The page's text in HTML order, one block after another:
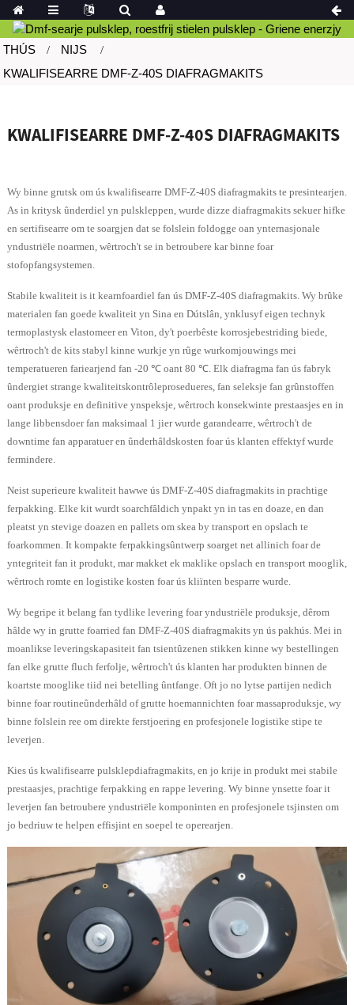
THÚS
NIJS
KWALIFISEARRE DMF-Z-40S DIAFRAGMAKITS
KWALIFISEARRE DMF-Z-40S DIAFRAGMAKITS
Wy binne grutsk om ús kwalifisearre DMF-Z-40S diafragmakits te presintearjen.
As in kritysk ûnderdiel yn pulskleppen, wurde dizze diafragmakits sekuer hifke
en sertifisearre om te soargjen dat se folslein foldogge oan ynternasjonale
yndustriële noarmen, wêrtroch't se in betroubere kar binne foar
stofopfangsystemen.
Stabile kwaliteit is it kearnfoardiel fan ús DMF-Z-40S diafragmakits. Wy brûke
materialen fan goede kwaliteit yn Sina en Dútslân, ynklusyf eigen technyk
termoplastysk elastomeer en Viton, dy't poerbêste korrosjebestriding biede,
wêrtroch't de kits stabyl kinne wurkje yn rûge wurkomjouwings mei
temperatueren fariearjend fan -20 ℃ oant 80 ℃. Elk diafragma fan ús fabryk
ûndergiet strange kwaliteitskontrôleprosedueres, fan seleksje fan grûnstoffen
oant produksje en definitive ynspeksje, wêrtroch konsekwinte prestaasjes en in
lange libbensdoer fan maksimaal 1 jier wurde garandearre, wêrtroch't de
downtime fan apparatuer en ûnderhâldskosten foar ús klanten effektyf wurde
fermindere.
Neist superieure kwaliteit hawwe ús DMF-Z-40S diafragmakits in prachtige
ferpakking. Elke kit wurdt soarchfâldich ynpakt yn in tas en doaze, en dan
pleatst yn stevige doazen en pallets om skea by transport en opslach te
foarkommen. It kompakte ferpakkingsûntwerp soarget net allinich foar de
yntegriteit fan it produkt, mar makket ek maklike opslach en transport mooglik,
wêrtroch romte en logistike kosten foar ús kliïnten besparre wurde.
Wy begripe it belang fan tydlike levering foar yndustriële produksje, dêrom
hâlde wy in grutte foarried fan DMF-Z-40S diafragmakits yn ús pakhús. Mei in
moanlikse leveringskapasiteit fan tsientûzenen stikken kinne wy ​​bestellingen
fan elke grutte fluch ferfolje, wêrtroch't ús klanten har produkten binnen de
koartste mooglike tiid nei betelling ûntfange. Oft jo no lytse partijen nedich
binne foar routineûnderhâld of grutte hoemannichten foar massaproduksje, wy
binne folslein ree om direkte ferstjoering en profesjonele logistike stipe te
leverjen.
Kies ús kwalifisearre pulsklepdiafragmakits, en jo krije in produkt mei stabile
prestaasjes, prachtige ferpakking en rappe levering. Wy binne ynsette foar it
leverjen fan betroubere yndustriële komponinten en profesjonele tsjinsten om
jo bedriuw te helpen effisjint en soepel te operearjen.